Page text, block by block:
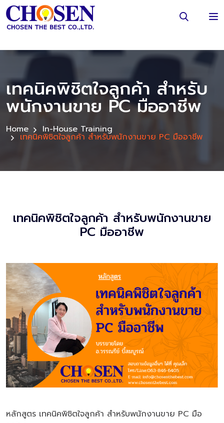
เทคนิคพิชิตใจลูกค้า สำหรับ
พนักงานขาย PC มืออาชีพ
Home In-House Training
เทคนิคพิชิตใจลูกค้า สำหรับพนักงานขาย PC มืออาชีพ
เทคนิคพิชิตใจลูกค้า สำหรับพนักงานขาย
PC มืออาชีพ
หลักสูตร เทคนิคพิชิตใจลูกค้า สำหรับพนักงานขาย PC มือ